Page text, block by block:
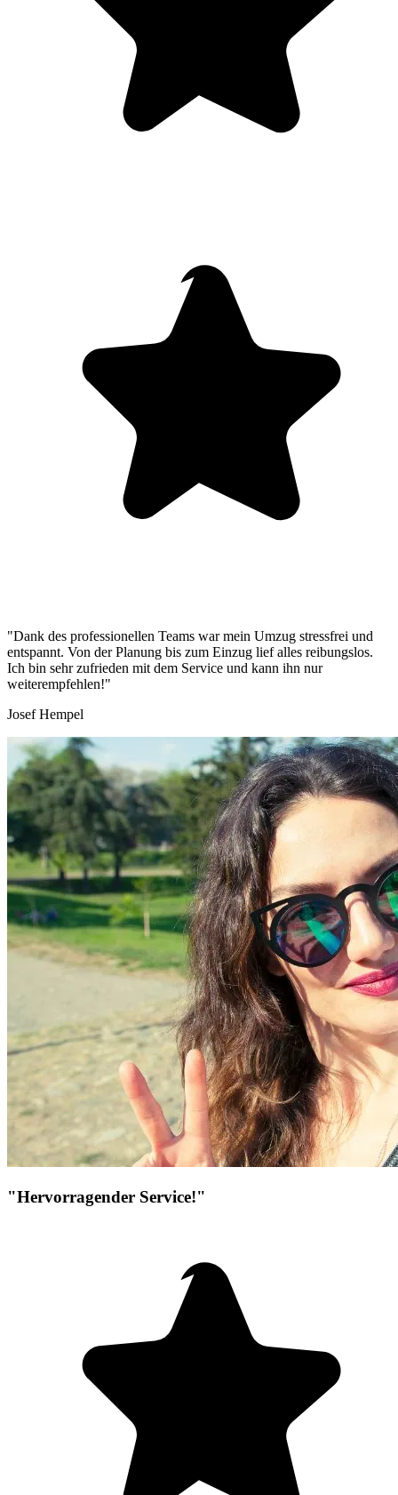
"Dank des professionellen Teams war mein Umzug stressfrei und
entspannt. Von der Planung bis zum Einzug lief alles reibungslos.
Ich bin sehr zufrieden mit dem Service und kann ihn nur
weiterempfehlen!"
Josef Hempel
"Hervorragender Service!"